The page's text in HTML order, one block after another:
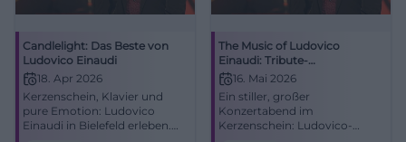
Candlelight: Das Beste von
Ludovico Einaudi
18. Apr 2026
Kerzenschein, Klavier und
pure Emotion: Ludovico
Einaudi in Bielefeld erleben.
The Music of Ludovico
Einaudi: Tribute-
Klavierkonzert in Bielefeld
16. Mai 2026
Ein stiller, großer
Konzertabend im
Kerzenschein: Ludovico-